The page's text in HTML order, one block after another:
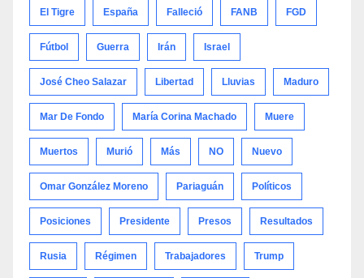
El Tigre España Falleció FANB FGD
Fútbol Guerra Irán Israel
José Cheo Salazar Libertad Lluvias Maduro
Mar De Fondo María Corina Machado Muere
Muertos Murió Más NO Nuevo
Omar González Moreno Pariaguán Políticos
Posiciones Presidente Presos Resultados
Rusia Régimen Trabajadores Trump